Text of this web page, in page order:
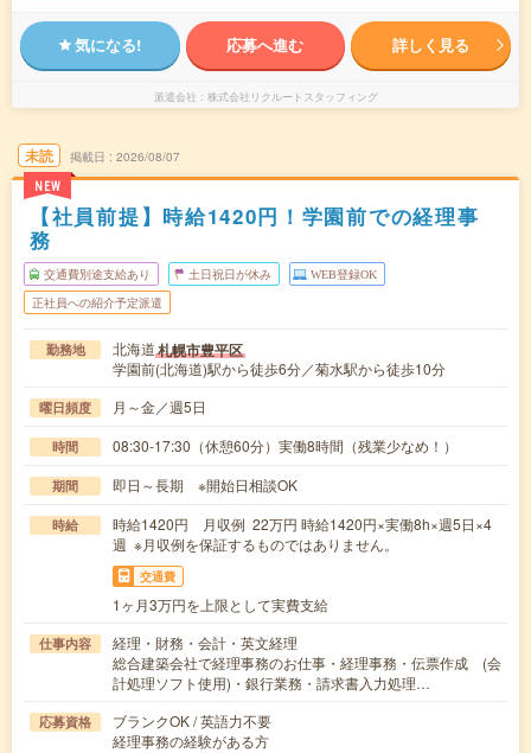
気になる! 応募へ進む 詳しく見る
派遣会社 株式会社リクルートスタッフィング
未読
NEW
掲載日 2026/08/07
【社員前提】時給1420円！学園前での経理事
務
交通費別途支給あり 土日祝日が休み WEB登録OK
正社員への紹介予定派遣
勤務地 北海道札幌市豊平区
学園前(北海道)駅から徒歩6分／菊水駅から徒歩10分
曜日頻度 月～金／週5日
時間 08:30-17:30（休憩60分）実働8時間（残業少なめ！）
期間 即日～長期 ※開始日相談OK
時給
時給1420円 月収例 22万円 時給1420円×実働8h×週5日×4
週 ※月収例を保証するものではありません。
交通費
1ヶ月3万円を上限として実費支給
仕事内容
経理・財務・会計・英文経理
総合建築会社で経理事務のお仕事・経理事務・伝票作成 (会
計処理ソフト使用)・銀行業務・請求書入力処理…
応募資格
ブランクOK / 英語力不要
経理事務の経験がある方